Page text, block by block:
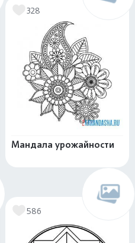
328
Мандала урожайности
586